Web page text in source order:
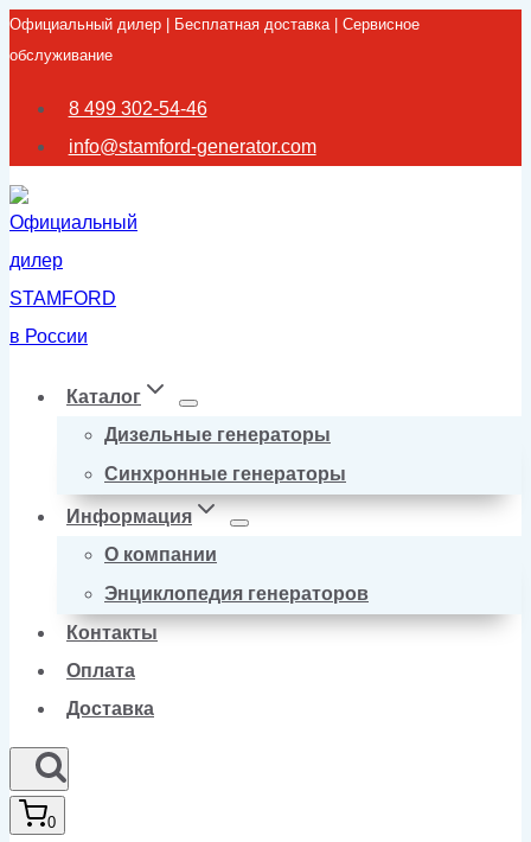
Перейти
к
содержимому
Официальный дилер | Бесплатная доставка | Сервисное
обслуживание
8 499 302-54-46
info@stamford-generator.com
Каталог
Дизельные генераторы
Синхронные генераторы
Информация
О компании
Энциклопедия генераторов
Контакты
Оплата
Доставка
0